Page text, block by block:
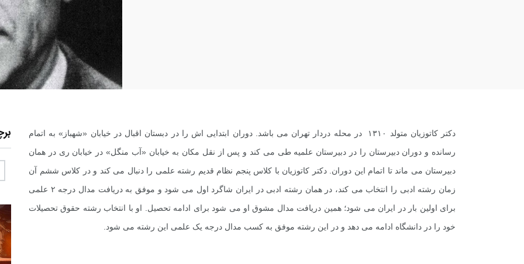
دکتر کاتوزیان متولد ۱۳۱۰ در محله دردار تهران می باشد. دوران ابتدایى اش را در دبستان اقبال در خیابان «شهباز» به اتمام
رسانده و دوران دبیرستان را در دبیرستان علمیه طى مى کند و پس از نقل مکان به خیابان «آب منگل» در خیابان رى در همان
دبیرستان مى ماند تا اتمام این دوران. دکتر کاتوزیان با کلاس پنجم نظام قدیم رشته علمى را دنبال مى کند و در کلاس ششم آن
زمان رشته ادبى را انتخاب مى کند، در همان رشته ادبى در ایران شاگرد اول مى شود و موفق به دریافت مدال درجه ۲ علمى
براى اولین بار در ایران مى شود؛ همین دریافت مدال مشوق او مى شود براى ادامه تحصیل. او با انتخاب رشته حقوق تحصیلات
خود را در دانشگاه ادامه مى دهد و در این رشته موفق به کسب مدال درجه یک علمى این رشته مى شود.